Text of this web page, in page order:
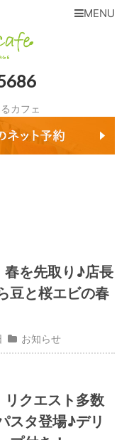
カフェ
MENU
春を先取り♪店長
豆と桜エビの春
お知らせ
リクエスト多数
スタ登場♪デリ